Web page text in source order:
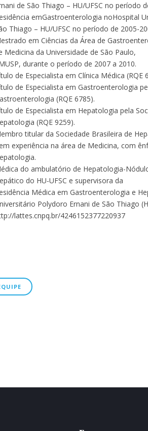
de São Thiago – HU/UFSC no período
emGastroenterologia noHospital
Thiago – HU/UFSC no período de 2005-
em Ciências da Área de
Medicina da Universidade de São Paulo,
durante o período de 2007 a 2010.
de Especialista em Clínica Médica (RQE
de Especialista em Gastroenterologia
(RQE 6785).
de Especialista em Hepatologia pela
(RQE 9259).
titular da Sociedade Brasileira de
experiência na área de Medicina, com
do ambulatório de Hepatologia-
do HU-UFSC e supervisora da
Médica em Gastroenterologia e
Polydoro Ernani de São Thiago
lattes.cnpq.br/4246152377220937